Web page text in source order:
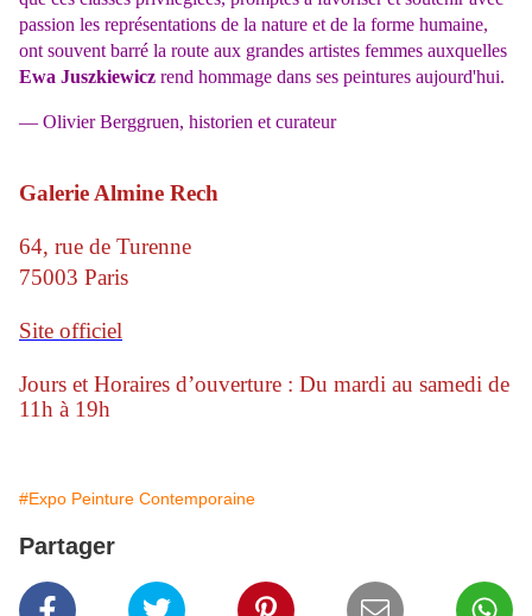
passion les représentations de la nature et de la forme humaine,
ont souvent barré la route aux grandes artistes femmes auxquelles
Ewa Juszkiewicz rend hommage dans ses peintures aujourd'hui.
— Olivier Berggruen, historien et curateur
Galerie Almine Rech
64, rue de Turenne
75003 Paris
Site officiel
Jours et Horaires d’ouverture : Du mardi au samedi de
11h à 19h
#Expo Peinture Contemporaine
Partager